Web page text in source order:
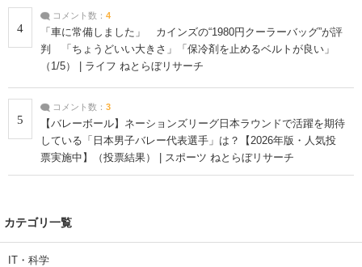
4
コメント数： 4
「車に常備しました」 カインズの“1980円クーラーバッグ”が評
判 「ちょうどいい大きさ」「保冷剤を止めるベルトが良い」
（1/5） | ライフ ねとらぼリサーチ
5
コメント数： 3
【バレーボール】ネーションズリーグ日本ラウンドで活躍を期待
している「日本男子バレー代表選手」は？【2026年版・人気投
票実施中】（投票結果） | スポーツ ねとらぼリサーチ
カテゴリ一覧
IT・科学